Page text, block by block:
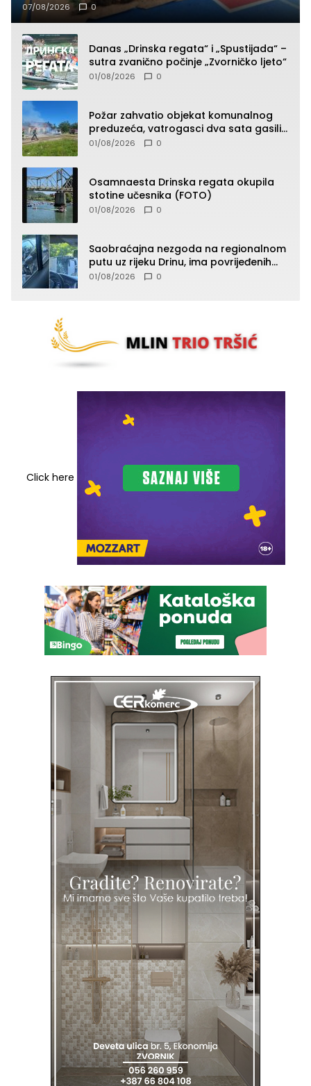
07/08/2026 0
Danas „Drinska regata“ i „Spustijada“ –
sutra zvanično počinje „Zvorničko ljeto“
01/08/2026 0
Požar zahvatio objekat komunalnog
preduzeća, vatrogasci dva sata gasili
vatru (FOTO)
01/08/2026 0
Osamnaesta Drinska regata okupila
stotine učesnika (FOTO)
01/08/2026 0
Saobraćajna nezgoda na regionalnom
putu uz rijeku Drinu, ima povrijeđenih
lica (FOTO)
01/08/2026 0
Click here